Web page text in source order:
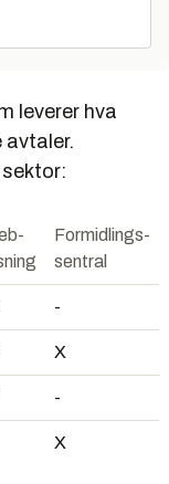
leverer hva
Formidlings-
sentral
-
X
-
X